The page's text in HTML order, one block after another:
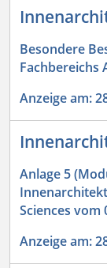
Besondere
Fachbereichs
Anzeige am:
Anlage 5
Sciences vom
Anzeige am: